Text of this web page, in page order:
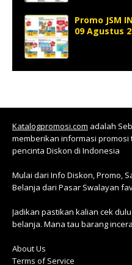
Promo JSM
09 Agustus
Katalogpromosi.com adalah
memberikan informasi
pencinta Diskon di Indonesia
Mulai dari Info Diskon, Promo,
Belanja dari Pasar Swalayan
Jadikan pastikan kalian cek dulu
belanja. Mana tau barang
About Us
Terms of Service